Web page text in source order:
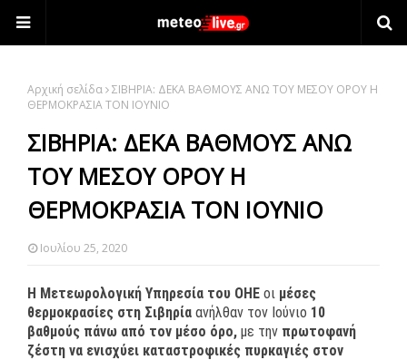
Αρχική σελίδα ΣΙΒΗΡΙΑ: ΔΕΚΑ ΒΑΘΜΟΥΣ ΑΝΩ ΤΟΥ ΜΕΣΟΥ ΟΡΟΥ Η
ΘΕΡΜΟΚΡΑΣΙΑ ΤΟΝ ΙΟΥΝΙΟ
ΣΙΒΗΡΙΑ: ΔΕΚΑ ΒΑΘΜΟΥΣ ΑΝΩ
ΤΟΥ ΜΕΣΟΥ ΟΡΟΥ Η
ΘΕΡΜΟΚΡΑΣΙΑ ΤΟΝ ΙΟΥΝΙΟ
Ιουλίου 25, 2020
H Μετεωρολογική Υπηρεσία του ΟΗΕ οι μέσες
θερμοκρασίες στη Σιβηρία ανήλθαν τον Ιούνιο 10
βαθμούς πάνω από τον μέσο όρο, με την πρωτοφανή
ζέστη να ενισχύει καταστροφικές πυρκαγιές στον